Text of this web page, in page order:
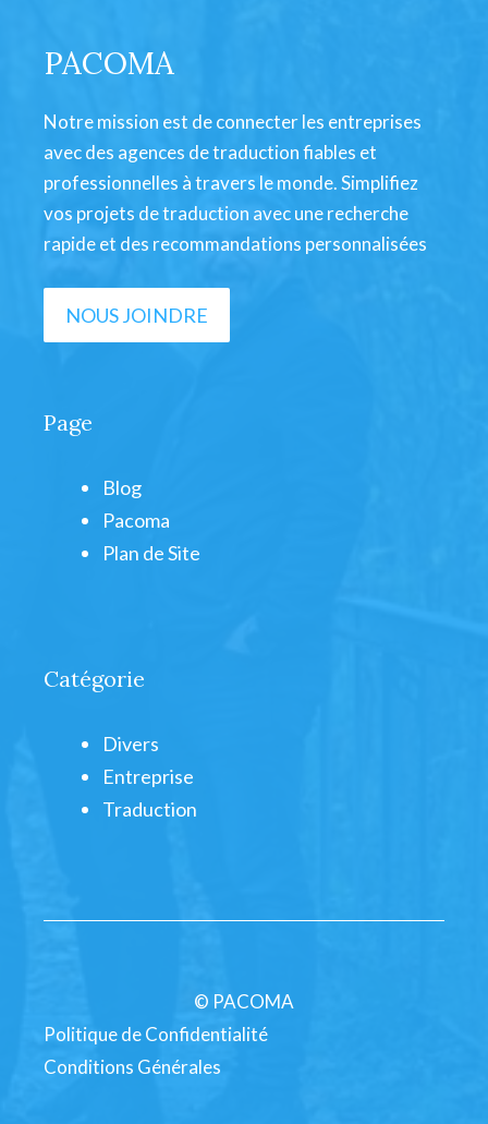
PACOMA
Notre mission est de connecter les entreprises
avec des agences de traduction fiables et
professionnelles à travers le monde. Simplifiez
vos projets de traduction avec une recherche
rapide et des recommandations personnalisées
NOUS JOINDRE
Page
Blog
Pacoma
Plan de Site
Catégorie
Divers
Entreprise
Traduction
© PACOMA
Politique de Confidentialité
Conditions Générales